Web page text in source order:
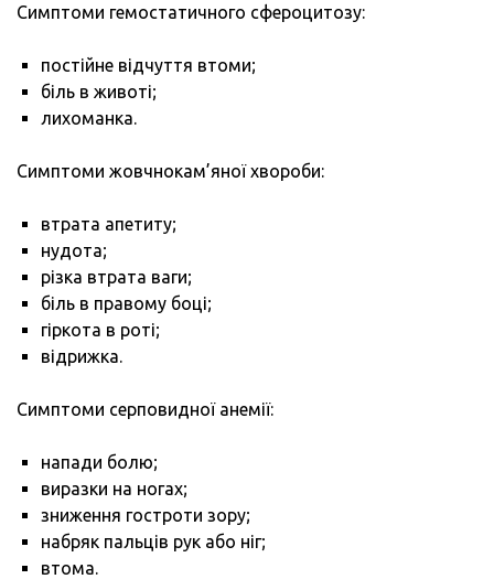
Симптоми гемостатичного сфероцитозу:
постійне відчуття втоми;
біль в животі;
лихоманка.
Симптоми жовчнокам’яної хвороби:
втрата апетиту;
нудота;
різка втрата ваги;
біль в правому боці;
гіркота в роті;
відрижка.
Симптоми серповидної анемії:
напади болю;
виразки на ногах;
зниження гостроти зору;
набряк пальців рук або ніг;
втома.